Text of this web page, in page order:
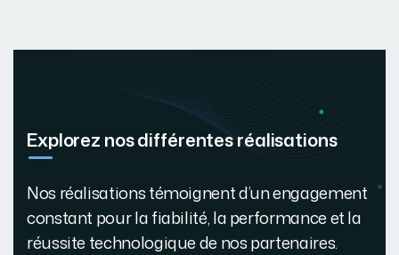
Explorez nos différentes réalisations
Nos réalisations témoignent d’un engagement
constant pour la fiabilité, la performance et la
réussite technologique de nos partenaires.